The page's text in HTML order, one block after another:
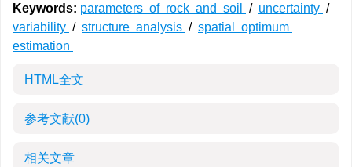
Keywords: parameters of rock and soil / uncertainty /
variability / structure analysis / spatial optimum
estimation
HTML全文
参考文献(0)
相关文章